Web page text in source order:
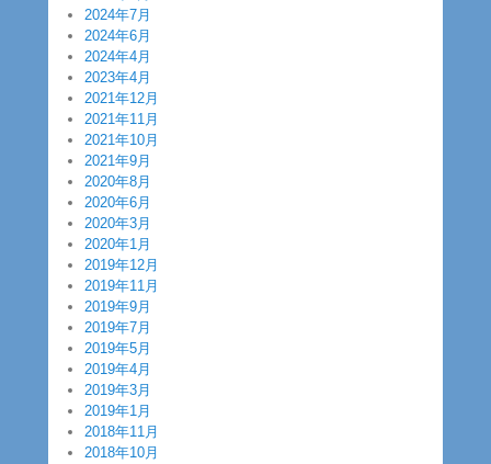
2024年7月
2024年6月
2024年4月
2023年4月
2021年12月
2021年11月
2021年10月
2021年9月
2020年8月
2020年6月
2020年3月
2020年1月
2019年12月
2019年11月
2019年9月
2019年7月
2019年5月
2019年4月
2019年3月
2019年1月
2018年11月
2018年10月